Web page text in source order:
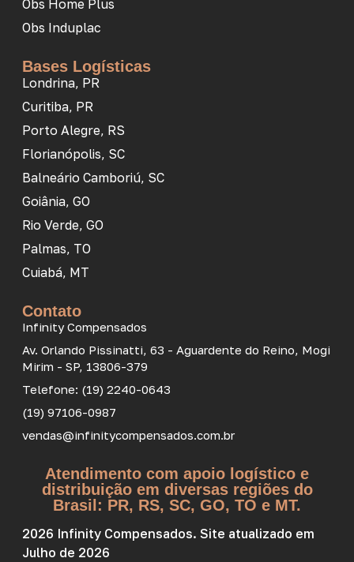
Obs Home Plus
Obs Induplac
Bases Logísticas
Londrina, PR
Curitiba, PR
Porto Alegre, RS
Florianópolis, SC
Balneário Camboriú, SC
Goiânia, GO
Rio Verde, GO
Palmas, TO
Cuiabá, MT
Contato
Infinity Compensados
Av. Orlando Pissinatti, 63 - Aguardente do Reino, Mogi
Mirim - SP, 13806-379
Telefone: (19) 2240-0643
(19) 97106-0987
vendas@infinitycompensados.com.br
Atendimento com apoio logístico e
distribuição em diversas regiões do
Brasil: PR, RS, SC, GO, TO e MT.
2026 Infinity Compensados. Site atualizado em
Julho de 2026